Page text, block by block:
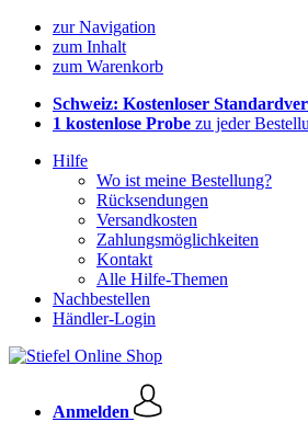
zur Navigation
zum Inhalt
zum Warenkorb
Schweiz: Kostenloser
1 kostenlose Probe zu jeder
Hilfe
Wo ist meine Bestellung?
Rücksendungen
Versandkosten
Zahlungsmöglichkeiten
Kontakt
Alle Hilfe-Themen
Nachbestellen
Händler-Login
Anmelden